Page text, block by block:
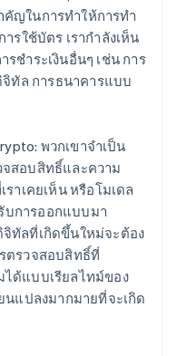
ญในการทำให้การทำ
รใช้บัตร เรากำลังเห็น
ชำระเงินอื่นๆ เช่น การ
จิทัล การธนาคารแบบ
พวกเขาจำเป็น
สอบสิทธิ์และความ
ราเคยเห็น หรือโมเดล
บการออกแบบมา
จิทัลที่เกิดขึ้นใหม่จะต้อง
ตรวจสอบสิทธิ์ที่
ด้แบบเรียลไทม์ของ
นแปลงมากมายที่จะเกิด